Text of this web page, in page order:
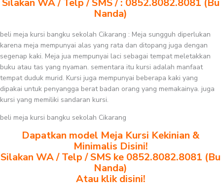
Silakan WA / Telp / SMS / : 0852.8082.8081 (Bu
Nanda)
beli meja kursi bangku sekolah Cikarang : Meja sungguh diperlukan
karena meja mempunyai alas yang rata dan ditopang juga dengan
segenap kaki. Meja jua mempunyai laci sebagai tempat meletakkan
buku atau tas yang nyaman. sementara itu kursi adalah manfaat
tempat duduk murid. Kursi juga mempunyai beberapa kaki yang
dipakai untuk penyangga berat badan orang yang memakainya. juga
kursi yang memiliki sandaran kursi.
beli meja kursi bangku sekolah Cikarang
Dapatkan model Meja Kursi Kekinian &
Minimalis Disini!
Silakan WA / Telp / SMS ke 0852.8082.8081 (Bu
Nanda)
Atau klik disini!